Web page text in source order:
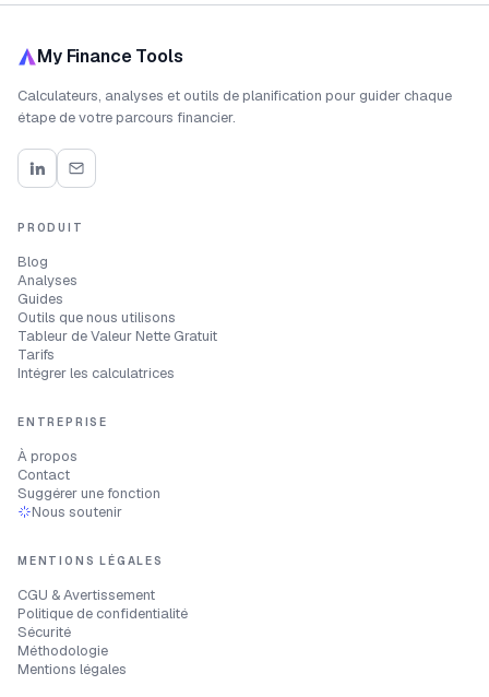
My Finance Tools
Calculateurs, analyses et outils de planification pour guider chaque
étape de votre parcours financier.
PRODUIT
Blog
Analyses
Guides
Outils que nous utilisons
Tableur de Valeur Nette Gratuit
Tarifs
Intégrer les calculatrices
ENTREPRISE
À propos
Contact
Suggérer une fonction
Nous soutenir
MENTIONS LÉGALES
CGU & Avertissement
Politique de confidentialité
Sécurité
Méthodologie
Mentions légales